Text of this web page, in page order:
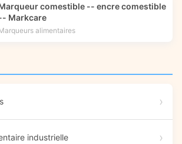
comestible -- encre comestible
Markcare
alimentaires
industrielle